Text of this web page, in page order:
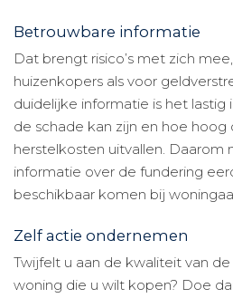
Betrouwbare informatie
Dat brengt risico’s met zich
huizenkopers als voor
duidelijke informatie is het
de schade kan zijn en hoe hoog
herstelkosten uitvallen.
informatie over de fundering
beschikbaar komen bij
Zelf actie ondernemen
Twijfelt u aan de kwaliteit van
woning die u wilt kopen? Doe